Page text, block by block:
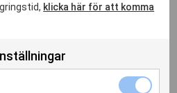
klicka här för att komma